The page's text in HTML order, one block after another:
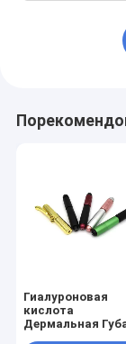
Гиалуроновая
кислота
Дермальная